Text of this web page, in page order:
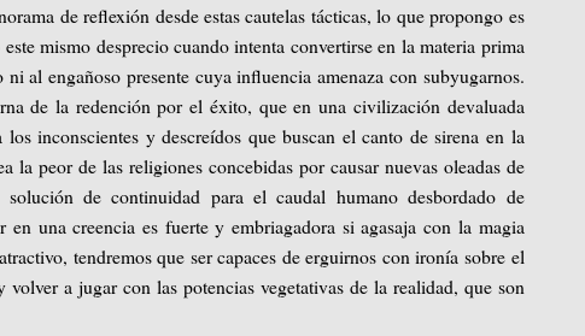
de reflexión desde estas cautelas tácticas, lo que propongo es
mismo desprecio cuando intenta convertirse en la materia prima
al engañoso presente cuya influencia amenaza con subyugarnos.
de la redención por el éxito, que en una civilización devaluada
inconscientes y descreídos que buscan el canto de sirena en la
la peor de las religiones concebidas por causar nuevas oleadas de
de continuidad para el caudal humano desbordado de
una creencia es fuerte y embriagadora si agasaja con la magia
tendremos que ser capaces de erguirnos con ironía sobre el
a jugar con las potencias vegetativas de la realidad, que son